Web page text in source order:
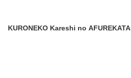
KURONEKO Kareshi no AFUREKATA